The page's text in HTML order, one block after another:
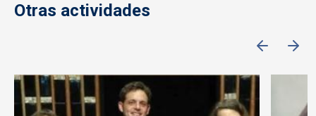
Otras actividades